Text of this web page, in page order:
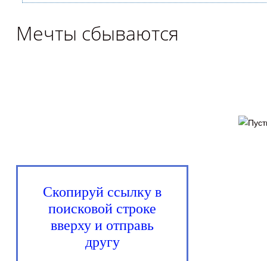
Мечты сбываются
Скопируй ссылку в
поисковой строке
вверху и отправь
другу